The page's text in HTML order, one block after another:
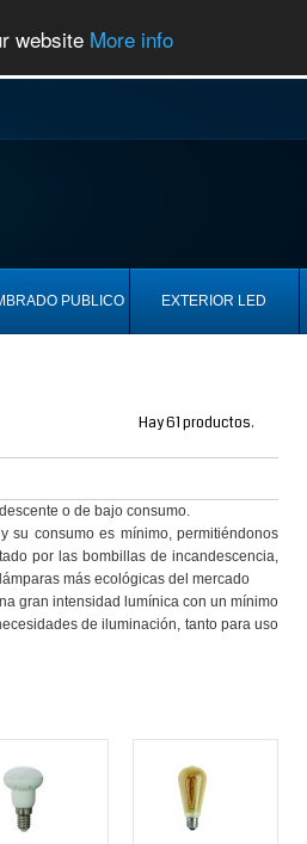
website More info
PUBLICO EXTERIOR LED
Hay 61 productos.
o de bajo consumo.
su consumo es mínimo, permitiéndonos
por las bombillas de incandescencia,
más ecológicas del mercado
gran intensidad lumínica con un mínimo
de iluminación, tanto para uso